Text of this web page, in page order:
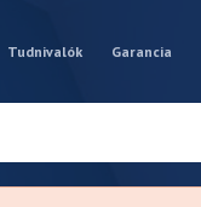
Tudnivalók Garancia